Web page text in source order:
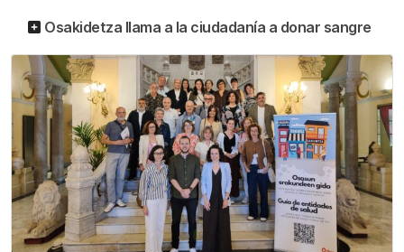
Osakidetza llama a la ciudadanía a donar sangre